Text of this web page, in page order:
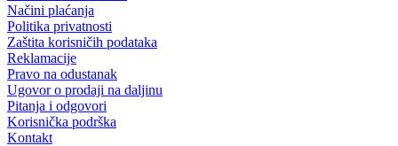
Načini plaćanja
Politika privatnosti
Zaštita korisničih podataka
Reklamacije
Pravo na odustanak
Ugovor o prodaji na daljinu
Pitanja i odgovori
Korisnička podrška
Kontakt